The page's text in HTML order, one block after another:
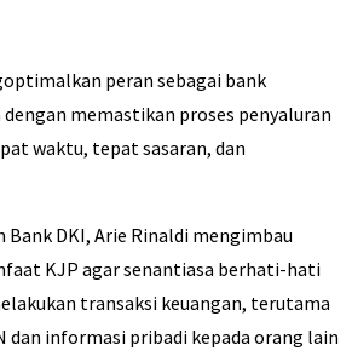
peran sebagai bank
memastikan proses penyaluran
waktu, tepat sasaran, dan
Bank DKI, Arie Rinaldi mengimbau
KJP agar senantiasa berhati-hati
transaksi keuangan, terutama
dan informasi pribadi kepada orang lain